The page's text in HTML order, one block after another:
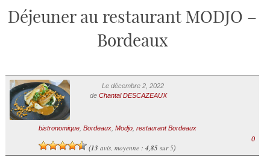
Déjeuner au restaurant MODJO –
Bordeaux
Le décembre 2, 2022
de Chantal DESCAZEAUX
bistronomique, Bordeaux, Modjo, restaurant Bordeaux
(13 avis, moyenne : 4,85sur 5)
0